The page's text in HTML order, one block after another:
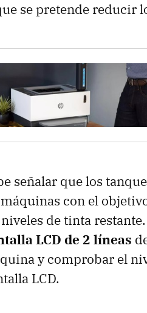
se pretende reducir
señalar que los
con el
de tinta
LCD de 2 líneas
y comprobar el
LCD.